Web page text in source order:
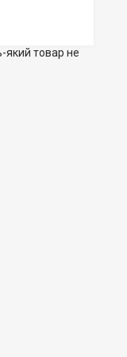
який товар не